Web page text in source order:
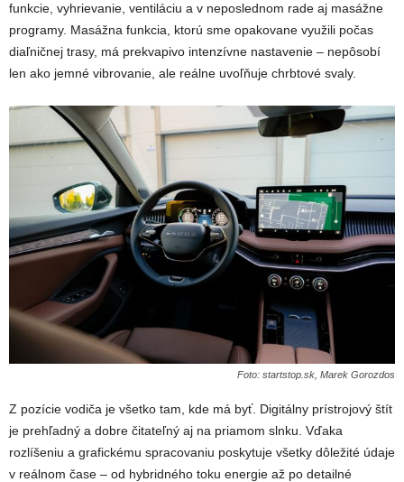
funkcie, vyhrievanie, ventiláciu a v neposlednom rade aj masážne
programy. Masážna funkcia, ktorú sme opakovane využili počas
diaľničnej trasy, má prekvapivo intenzívne nastavenie – nepôsobí
len ako jemné vibrovanie, ale reálne uvoľňuje chrbtové svaly.
Foto: startstop.sk, Marek Gorozdos
Z pozície vodiča je všetko tam, kde má byť. Digitálny prístrojový štít
je prehľadný a dobre čitateľný aj na priamom slnku. Vďaka
rozlíšeniu a grafickému spracovaniu poskytuje všetky dôležité údaje
v reálnom čase – od hybridného toku energie až po detailné